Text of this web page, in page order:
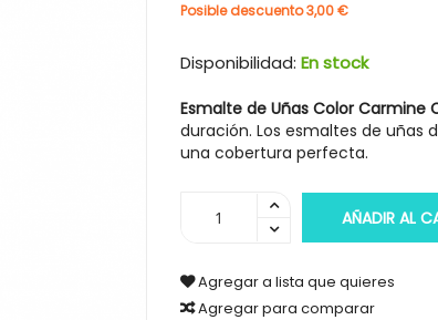
Posible descuento 3,00 €
Disponibilidad: En stock
Esmalte de Uñas Color Carmine
duración. Los esmaltes de uñas
una cobertura perfecta.
AÑADIR AL
Agregar a lista que quieres
Agregar para comparar